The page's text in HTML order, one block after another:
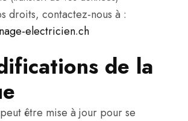
droits, contactez-nous à :
electricien.ch
de la
être mise à jour pour se